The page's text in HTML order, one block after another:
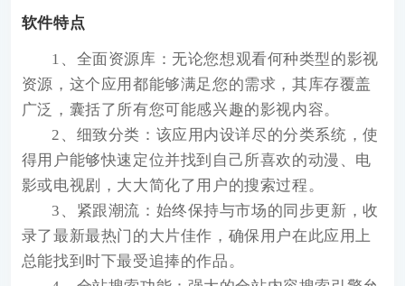
软件特点
1、 全面资源库 ：无论您想观看何种类型的影视
资源，这个应用都能够满足您的需求，其库存覆盖
广泛，囊括了所有您可能感兴趣的影视内容。
2、 细致分类 ：该应用内设详尽的分类系统，使
得用户能够快速定位并找到自己所喜欢的动漫、电
影或电视剧，大大简化了用户的搜索过程。
3、 紧跟潮流 ：始终保持与市场的同步更新，收
录了最新最热门的大片佳作，确保用户在此应用上
总能找到时下最受追捧的作品。